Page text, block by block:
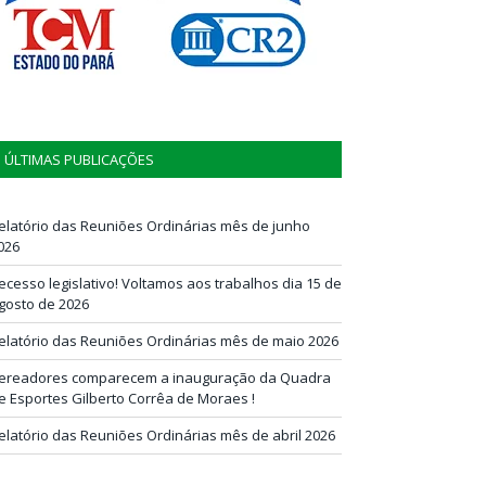
ÚLTIMAS PUBLICAÇÕES
das Reuniões Ordinárias mês de junho
legislativo! Voltamos aos trabalhos dia 15 de
de 2026
das Reuniões Ordinárias mês de maio 2026
comparecem a inauguração da Quadra
Esportes Gilberto Corrêa de Moraes !
das Reuniões Ordinárias mês de abril 2026